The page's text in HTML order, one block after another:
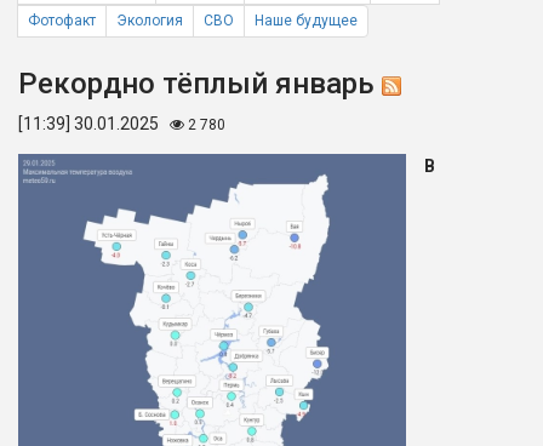
Фотофакт
Экология СВО Наше будущее
Рекордно тёплый январь
[11:39] 30.01.2025 2 780
В